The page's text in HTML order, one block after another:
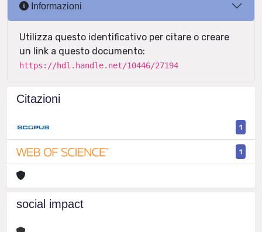
Informazioni
Utilizza questo identificativo per citare o creare
un link a questo documento:
https://hdl.handle.net/10446/27194
Citazioni
1
1
social impact